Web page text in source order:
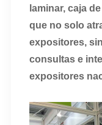
laminar, caja
que no solo
expositores,
consultas e
expositores